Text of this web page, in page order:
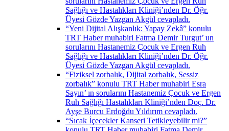
Sağlığı ve Hastalıkları Kliniği’nden Dr. Öğr.
Üyesi Gözde Yazgan Akgül cevapladı.
“Yeni Dijital Alışkanlık: Yapay Zekâ” konulu
TRT Haber muhabiri Fatma Demir Turgut’ un
sorularını Hastanemiz Çocuk ve Ergen Ruh
Sağlığı ve Hastalıkları Kliniği’nden Dr. Öğr.
Üyesi Gözde Yazgan Akgül cevapladı.
“Fiziksel zorbalık, Dijital zorbalık, Sessiz
zorbalık” konulu TRT Haber muhabiri Esra
Sayın’ ın sorularını Hastanemiz Çocuk ve Ergen
Ruh Sağlığı Hastalıkları Kliniği’nden Doç. Dr.
Ayşe Burcu Erdoğdu Yıldırım cevapladı.
“Sıcak İçecekler Kanseri Tetikleyebilir mi?”